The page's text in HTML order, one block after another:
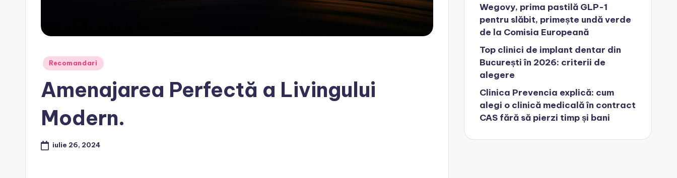
Posted
Recomandari
Amenajarea Perfectă a Livingului
Modern.
iulie 26, 2024
Wegovy, prima pastilă GLP-1
pentru slăbit, primește undă verde
de la Comisia Europeană
Top clinici de implant dentar din
București în 2026: criterii de
alegere
Clinica Prevencia explică: cum
alegi o clinică medicală în contract
CAS fără să pierzi timp și bani